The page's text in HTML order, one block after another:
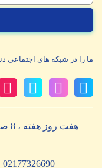
ما را در شبکه های اجتماعی
هفت روز هفته ، 8 صبح الی 8 شب پاسخگوی شما هستیم.
02177326690 , 02177326794 , 09122868752